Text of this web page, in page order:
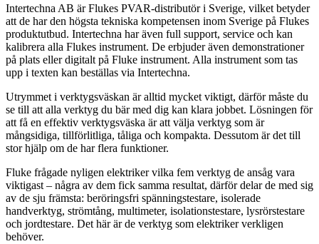
Intertechna AB är Flukes PVAR-distributör i Sverige, vilket betyder
att de har den högsta tekniska kompetensen inom Sverige på Flukes
produktutbud. Intertechna har även full support, service och kan
kalibrera alla Flukes instrument. De erbjuder även demonstrationer
på plats eller digitalt på Fluke instrument. Alla instrument som tas
upp i texten kan beställas via Intertechna.
Utrymmet i verktygsväskan är alltid mycket viktigt, därför måste du
se till att alla verktyg du bär med dig kan klara jobbet. Lösningen för
att få en effektiv verktygsväska är att välja verktyg som är
mångsidiga, tillförlitliga, tåliga och kompakta. Dessutom är det till
stor hjälp om de har flera funktioner.
Fluke frågade nyligen elektriker vilka fem verktyg de ansåg vara
viktigast – några av dem fick samma resultat, därför delar de med sig
av de sju främsta: beröringsfri spänningstestare, isolerade
handverktyg, strömtång, multimeter, isolationstestare, lysrörstestare
och jordtestare. Det här är de verktyg som elektriker verkligen
behöver.